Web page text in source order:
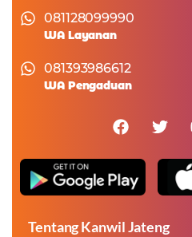
081128099990
WA Layanan
081393986612
WA Pengaduan
Tentang Kanwil Jateng